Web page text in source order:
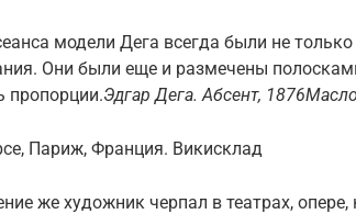
модели Дега всегда были не
Они были еще и размечены
пропорции.Эдгар Дега. Абсент,
Париж, Франция. Викисклад
же художник черпал в театрах,